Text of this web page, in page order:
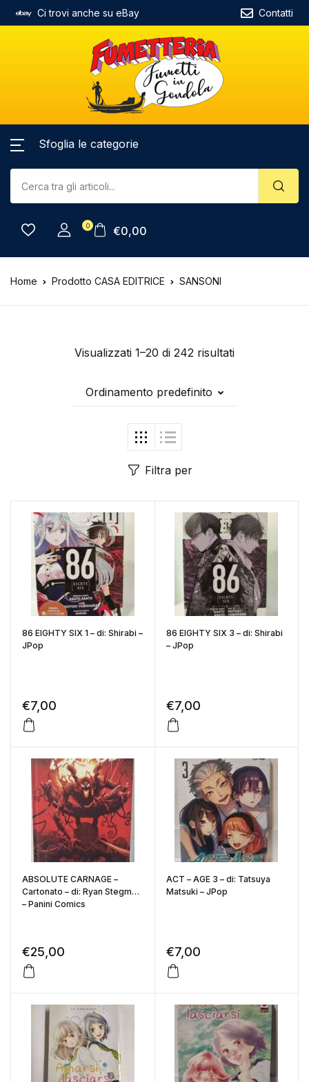
Ci trovi anche su eBay Contatti
Sfoglia le categorie
0 €0,00
Home Prodotto CASA EDITRICE SANSONI
Visualizzati 1–20 di 242 risultati
Ordinamento predefinito
Filtra per
86 EIGHTY SIX 1 – di: Shirabi –
JPop
€7,00
86 EIGHTY SIX 3 – di: Shirabi
– JPop
€7,00
ABSOLUTE CARNAGE –
Cartonato – di: Ryan Stegman
– Panini Comics
€25,00
ACT – AGE 3 – di: Tatsuya
Matsuki – JPop
€7,00